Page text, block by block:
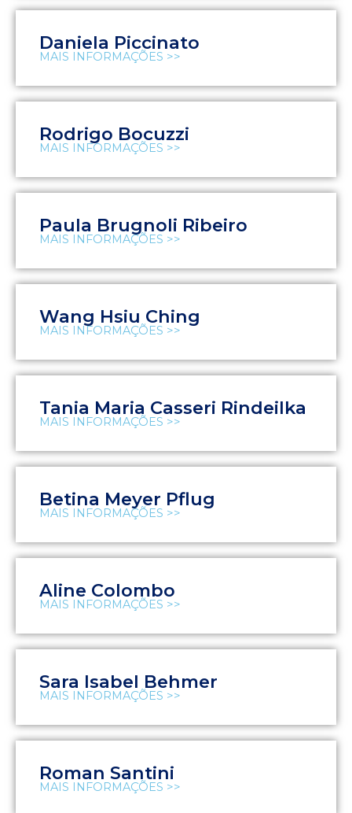
Daniela Piccinato
MAIS INFORMAÇÕES >>
Rodrigo Bocuzzi
MAIS INFORMAÇÕES >>
Paula Brugnoli Ribeiro
MAIS INFORMAÇÕES >>
Wang Hsiu Ching
MAIS INFORMAÇÕES >>
Tania Maria Casseri Rindeilka
MAIS INFORMAÇÕES >>
Betina Meyer Pflug
MAIS INFORMAÇÕES >>
Aline Colombo
MAIS INFORMAÇÕES >>
Sara Isabel Behmer
MAIS INFORMAÇÕES >>
Roman Santini
MAIS INFORMAÇÕES >>